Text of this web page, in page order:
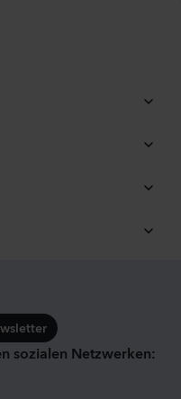
sozialen Netzwerken: